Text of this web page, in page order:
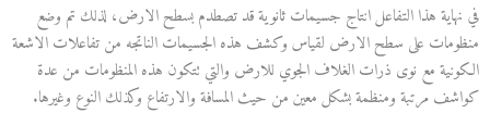
في نهاية هذا التفاعل انتاج جسيمات ثانوية قد تصطدم بسطح الارض، لذلك تم وضع
منظومات على سطح الارض لقياس وكشف هذه الجسيمات الناتجه من تفاعلات الاشعة
الكونية مع نوى ذرات الغلاف الجوي للارض والتي تتكون هذه المنظومات من عدة
كواشف مرتبة ومنظمة بشكل معين من حيث المسافة والارتفاع وكذلك النوع وغيرها.